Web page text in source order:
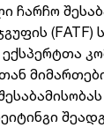
ჩარჩო